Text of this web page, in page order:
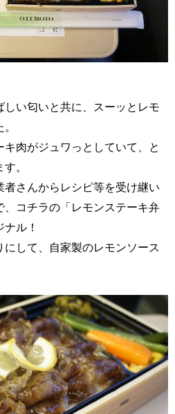
い匂いと共に、スーッとレモ
肉がジュワっとしていて、と
。
さんからレシピ等を受け継い
、コチラの「レモンステーキ弁
ル！
して、自家製のレモンソース